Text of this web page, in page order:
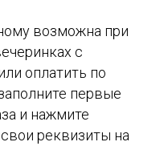
возможна при
с
оплатить по
первые
и нажмите
реквизиты на